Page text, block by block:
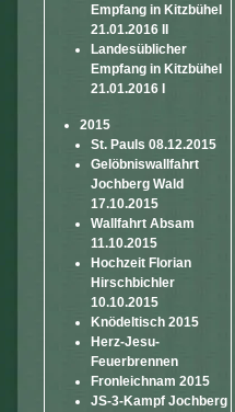
Empfang in Kitzbühel
21.01.2016 II
Landesüblicher
Empfang in Kitzbühel
21.01.2016 I
2015
St. Pauls 08.12.2015
Gelöbniswallfahrt
Jochberg Wald
17.10.2015
Wallfahrt Absam
11.10.2015
Hochzeit Florian
Hirschbichler
10.10.2015
Knödeltisch 2015
Herz-Jesu-
Feuerbrennen
Fronleichnam 2015
JS-3-Kampf Jochberg